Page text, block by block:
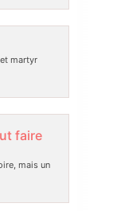
martyr
faire
mais un